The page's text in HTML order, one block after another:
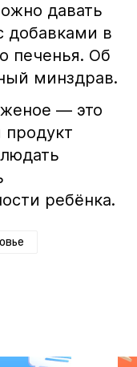
давать
добавками в
печенья. Об
минздрав.
— это
продукт
ребёнка.